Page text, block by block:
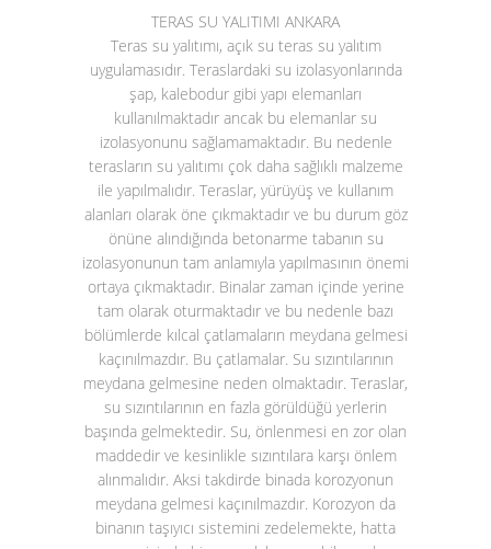
TERAS SU YALITIMI ANKARA
Teras su yalıtımı, açık su teras su yalıtım
uygulamasıdır. Teraslardaki su izolasyonlarında
şap, kalebodur gibi yapı elemanları
kullanılmaktadır ancak bu elemanlar su
izolasyonunu sağlamamaktadır. Bu nedenle
terasların su yalıtımı çok daha sağlıklı malzeme
ile yapılmalıdır. Teraslar, yürüyüş ve kullanım
alanları olarak öne çıkmaktadır ve bu durum göz
önüne alındığında betonarme tabanın su
izolasyonunun tam anlamıyla yapılmasının önemi
ortaya çıkmaktadır. Binalar zaman içinde yerine
tam olarak oturmaktadır ve bu nedenle bazı
bölümlerde kılcal çatlamaların meydana gelmesi
kaçınılmazdır. Bu çatlamalar. Su sızıntılarının
meydana gelmesine neden olmaktadır. Teraslar,
su sızıntılarının en fazla görüldüğü yerlerin
başında gelmektedir. Su, önlenmesi en zor olan
maddedir ve kesinlikle sızıntılara karşı önlem
alınmalıdır. Aksi takdirde binada korozyonun
meydana gelmesi kaçınılmazdır. Korozyon da
binanın taşıyıcı sistemini zedelemekte, hatta